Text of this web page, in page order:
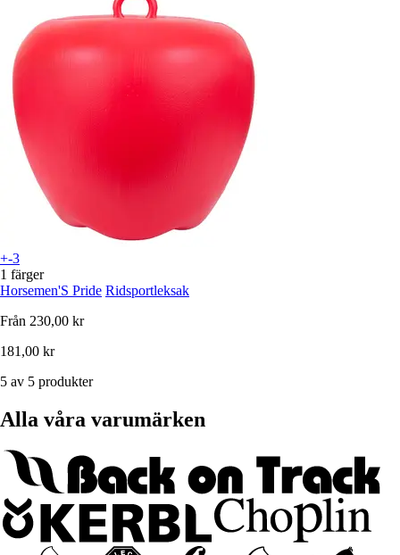
+-3
1 färger
Horsemen'S Pride Ridsportleksak
Från 230,00 kr
181,00 kr
5 av 5 produkter
Alla våra varumärken